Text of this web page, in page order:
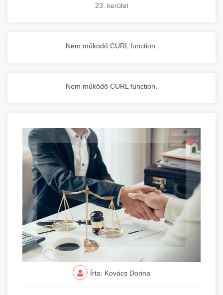
23. kerület
Nem működő CURL function.
Nem működő CURL function.
Írta: Kovács Dorina